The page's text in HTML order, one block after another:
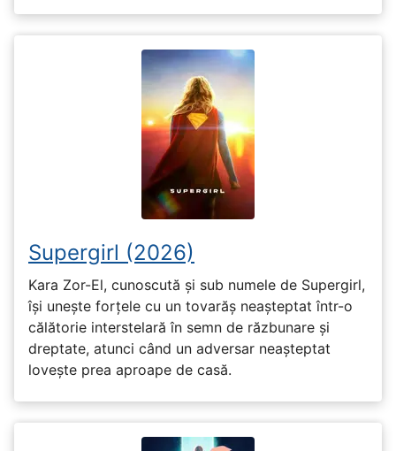
Supergirl (2026)
Kara Zor-El, cunoscută și sub numele de Supergirl,
își unește forțele cu un tovarăș neașteptat într-o
călătorie interstelară în semn de răzbunare și
dreptate, atunci când un adversar neașteptat
lovește prea aproape de casă.